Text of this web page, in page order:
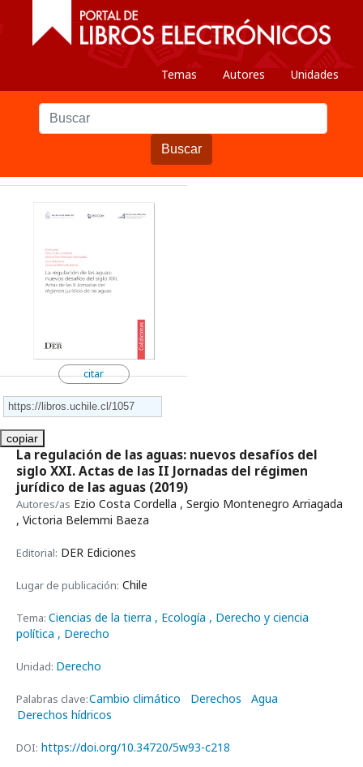
Temas Autores Unidades
Buscar
citar
copiar
La regulación de las aguas: nuevos desafíos del
siglo XXI. Actas de las II Jornadas del régimen
jurídico de las aguas (2019)
Autores/as Ezio Costa Cordella , Sergio Montenegro Arriagada
, Victoria Belemmi Baeza
Editorial: DER Ediciones
Lugar de publicación: Chile
Tema: Ciencias de la tierra , Ecología , Derecho y ciencia
política , Derecho
Unidad: Derecho
Palabras clave:Cambio climático Derechos
Agua
Derechos hídricos
DOI: https://doi.org/10.34720/5w93-c218